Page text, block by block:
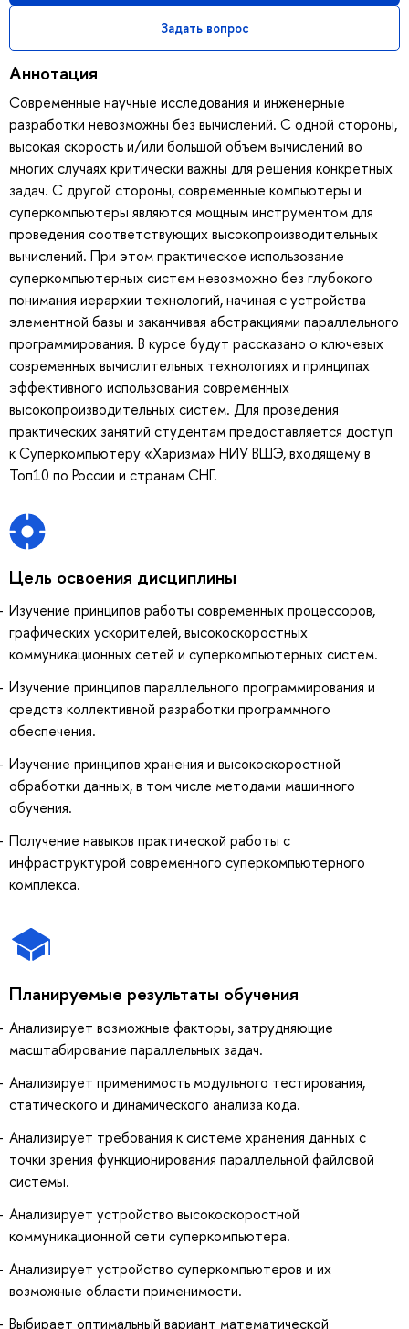
Задать вопрос
Аннотация
Современные научные исследования и инженерные
разработки невозможны без вычислений. С одной стороны,
высокая скорость и/или большой объем вычислений во
многих случаях критически важны для решения конкретных
задач. С другой стороны, современные компьютеры и
суперкомпьютеры являются мощным инструментом для
проведения соответствующих высокопроизводительных
вычислений. При этом практическое использование
суперкомпьютерных систем невозможно без глубокого
понимания иерархии технологий, начиная с устройства
элементной базы и заканчивая абстракциями параллельного
программирования. В курсе будут рассказано о ключевых
современных вычислительных технологиях и принципах
эффективного использования современных
высокопроизводительных систем. Для проведения
практических занятий студентам предоставляется доступ
к Суперкомпьютеру «Харизма» НИУ ВШЭ, входящему в
Топ10 по России и странам СНГ.
Цель освоения дисциплины
Изучение принципов работы современных процессоров,
графических ускорителей, высокоскоростных
коммуникационных сетей и суперкомпьютерных систем.
Изучение принципов параллельного программирования и
средств коллективной разработки программного
обеспечения.
Изучение принципов хранения и высокоскоростной
обработки данных, в том числе методами машинного
обучения.
Получение навыков практической работы с
инфраструктурой современного суперкомпьютерного
комплекса.
Планируемые результаты обучения
Анализирует возможные факторы, затрудняющие
масштабирование параллельных задач.
Анализирует применимость модульного тестирования,
статического и динамического анализа кода.
Анализирует требования к системе хранения данных с
точки зрения функционирования параллельной файловой
системы.
Анализирует устройство высокоскоростной
коммуникационной сети суперкомпьютера.
Анализирует устройство суперкомпьютеров и их
возможные области применимости.
Выбирает оптимальный вариант математической